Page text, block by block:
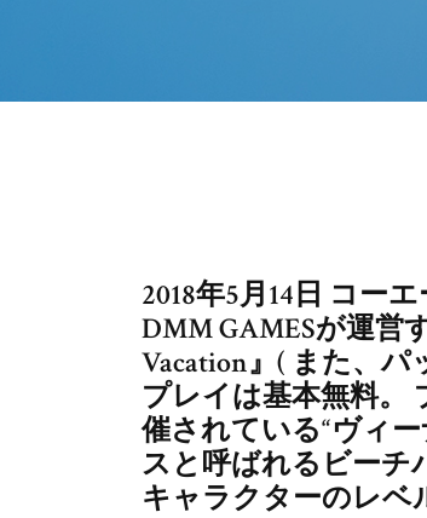
2018年5月14日 コー
DMM GAMESが運営
Vacation』( また、
プレイは基本無料。
催されている“ヴィ
スと呼ばれるビーチ
キャラクターのレベ